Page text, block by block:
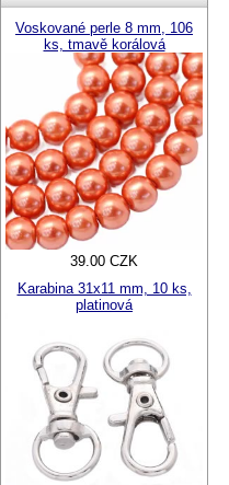
Voskované perle 8 mm, 106
ks, tmavě korálová
39.00 CZK
Karabina 31x11 mm, 10 ks,
platinová